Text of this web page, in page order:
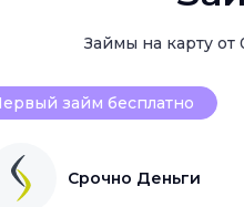
Займы на карту
займ бесплатно
Срочно Деньги